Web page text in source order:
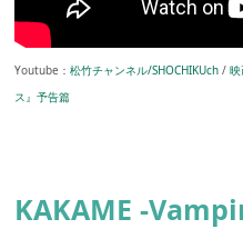
Youtube：松竹チャンネル/SHOCHIKUch /
ス』予告篇
KAKAME -